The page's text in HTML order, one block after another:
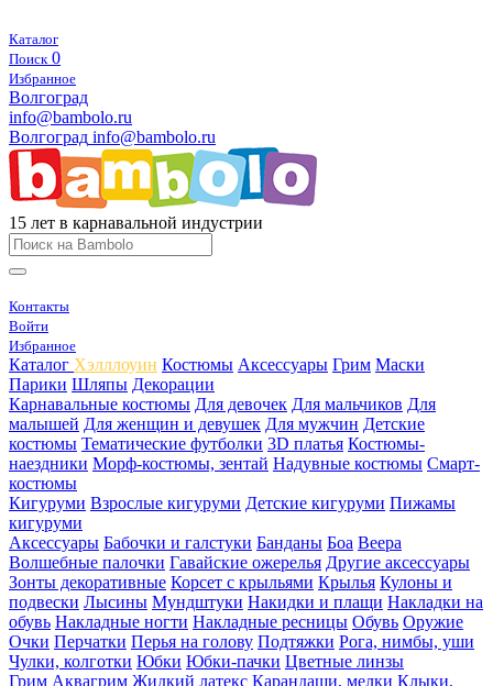
Каталог
Поиск 0
Избранное
Волгоград
info@bambolo.ru
Волгоград info@bambolo.ru
15 лет в карнавальной индустрии
Контакты
Войти
Избранное
Каталог Хэлллоуин Костюмы Аксессуары Грим Маски
Парики Шляпы Декорации
Карнавальные костюмы Для девочек Для мальчиков Для
малышей Для женщин и девушек Для мужчин Детские
костюмы Тематические футболки 3D платья Костюмы-
наездники Морф-костюмы, зентай Надувные костюмы Смарт-
костюмы
Кигуруми Взрослые кигуруми Детские кигуруми Пижамы
кигуруми
Аксессуары Бабочки и галстуки Банданы Боа Веера
Волшебные палочки Гавайские ожерелья Другие аксессуары
Зонты декоративные Корсет с крыльями Крылья Кулоны и
подвески Лысины Мундштуки Накидки и плащи Накладки на
обувь Накладные ногти Накладные ресницы Обувь Оружие
Очки Перчатки Перья на голову Подтяжки Рога, нимбы, уши
Чулки, колготки Юбки Юбки-пачки Цветные линзы
Грим Аквагрим Жидкий латекс Карандаши, мелки Клыки,